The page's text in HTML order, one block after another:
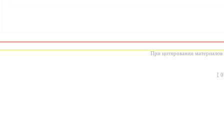
При цитировании материалов
[